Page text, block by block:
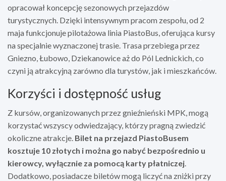
opracował koncepcję sezonowych przejazdów
turystycznych. Dzięki intensywnym pracom zespołu, od 2
maja funkcjonuje pilotażowa linia PiastoBus, oferująca kursy
na specjalnie wyznaczonej trasie. Trasa przebiega przez
Gniezno, Łubowo, Dziekanowice aż do Pól Lednickich, co
czyni ją atrakcyjną zarówno dla turystów, jak i mieszkańców.
Korzyści i dostępność usług
Z kursów, organizowanych przez gnieźnieński MPK, mogą
korzystać wszyscy odwiedzający, którzy pragną zwiedzić
okoliczne atrakcje. Bilet na przejazd PiastoBusem
kosztuje 10 złotych i można go nabyć bezpośrednio u
kierowcy, wyłącznie za pomocą karty płatniczej.
Dodatkowo, posiadacze biletów mogą liczyć na zniżki przy